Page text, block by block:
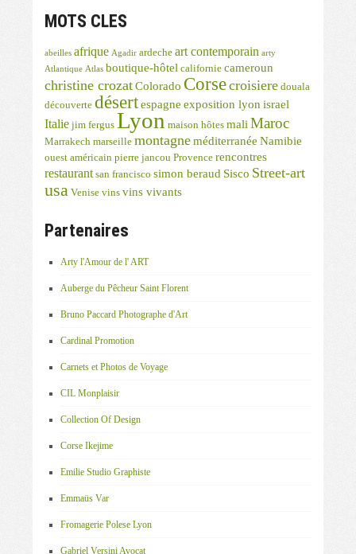
MOTS CLES
abeilles afrique Agadir ardeche art contemporain arty
Atlantique Atlas boutique-hôtel californie cameroun
christine crozatColorado Corsecroisiere douala
découverte désertespagne exposition lyon israel
Italie jim fergus Lyon maison hôtes mali Maroc
Marrakech marseille montagneméditerranée Namibie
ouest américain pierre jancou Provence rencontres
restaurant san francisco simon beraud Sisco Street-art
usa Venise vins vins vivants
Partenaires
Arty l'Amour de l' ART
Auberge du Pêcheur Saint Florent
Bruno Paccard Photographe d'Art
Cardinal Promotion
Carnets et Photos de Voyage
CIL Monplaisir
Collection Of Design
Corse Ikejime
Emilie Studio Graphiste
Emmaüs Var
Fromagerie Polese Lyon
Gabriel Versini Avocat